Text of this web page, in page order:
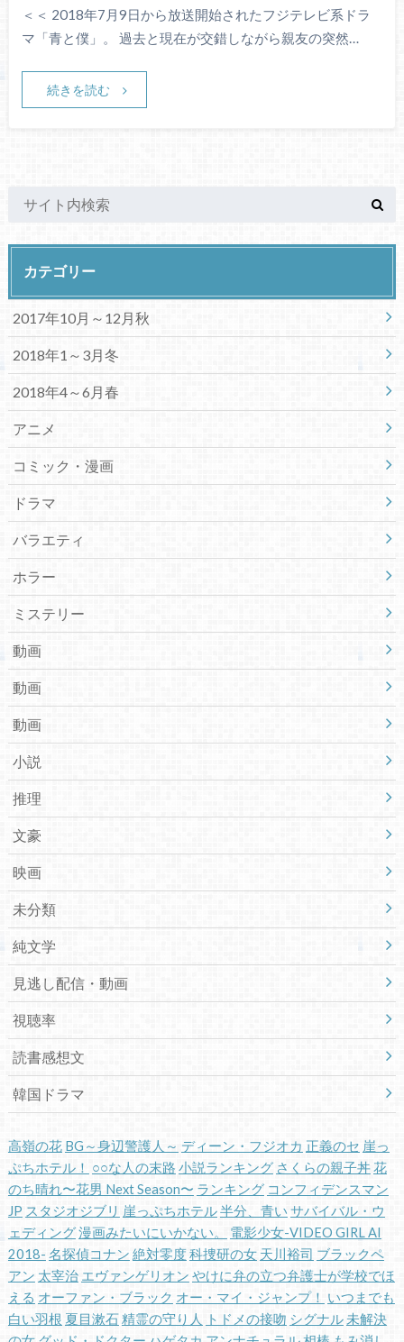
＜＜ 2018年7月9日から放送開始されたフジテレビ系ドラ
マ「青と僕」。 過去と現在が交錯しながら親友の突然…
続きを読む
カテゴリー
2017年10月～12月秋
2018年1～3月冬
2018年4～6月春
アニメ
コミック・漫画
ドラマ
バラエティ
ホラー
ミステリー
動画
動画
動画
小説
推理
文豪
映画
未分類
純文学
見逃し配信・動画
視聴率
読書感想文
韓国ドラマ
高嶺の花 BG～身辺警護人～ ディーン・フジオカ 正義のセ 崖っ
ぷちホテル！ ○○な人の末路 小説ランキング さくらの親子丼花
のち晴れ〜花男 Next Season〜 ランキング コンフィデンスマン
JP スタジオジブリ 崖っぷちホテル半分、青い サバイバル・ウ
ェディング漫画みたいにいかない。
電影少女-VIDEO GIRL AI
2018- 名探偵コナン 絶対零度科捜研の女 天川裕司 ブラックペ
アン 太宰治 エヴァンゲリオン やけに弁の立つ弁護士が学校でほ
える オーファン・ブラック オー・マイ・ジャンプ！ いつまでも
白い羽根 夏目漱石精霊の守り人 トドメの接吻 シグナル 未解決